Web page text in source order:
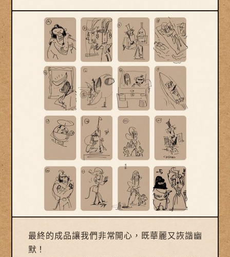
最終的成品讓我們非常開心，既華麗又詼諧幽
默！